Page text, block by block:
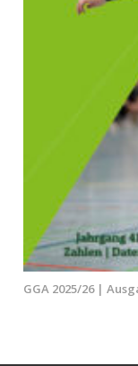
GGA 2025/26 |